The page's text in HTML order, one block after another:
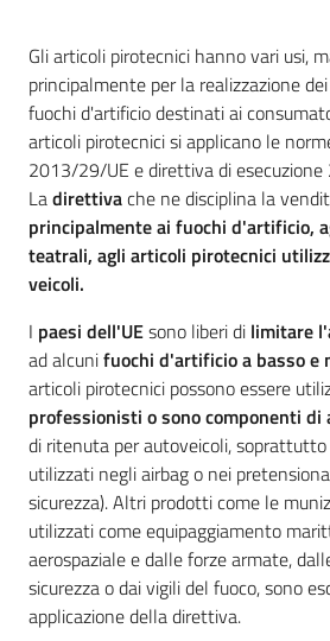
Europass
-
Sede
di
Parma
Seguici
su
Gli articoli pirotecnici hanno vari usi,
principalmente per la realizzazione
fuochi d'artificio destinati ai
articoli pirotecnici si applicano le
2013/29/UE e direttiva di
Ladirettivache ne disciplina la
principalmente ai fuochi d'artificio,
teatrali, agli articoli pirotecnici
veicoli.
I paesi dell'UEsono liberi di limitare
ad alcunifuochi d'artificio a basso e
articoli pirotecnici possono essere
professionisti o sono componenti
di ritenuta per autoveicoli,
utilizzati negli airbag o nei
sicurezza). Altri prodotti come le
utilizzati come equipaggiamento
aerospaziale e dalle forze armate,
sicurezza o dai vigili del fuoco, sono
applicazione della direttiva.